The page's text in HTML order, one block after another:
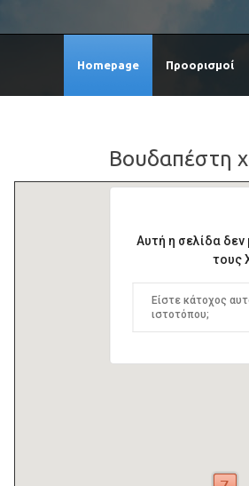
Homepage Προορισμοί
Βουδαπέστη
Αυτή η σελίδα
τους
Είστε κάτοχος
ιστοτόπου;